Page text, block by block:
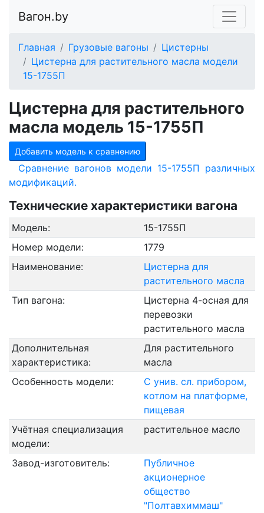
Вагон.by
Главная Грузовые вагоны
Цистерны
Цистерна для растительного масла модели
15-1755П
Цистерна для растительного
масла модель 15-1755П
Добавить модель к сравнению
Сравнение вагонов модели 15-1755П различных
модификаций.
Технические характеристики вагона
Модель:
15-1755П
Номер модели:
1779
Наименование:
Цистерна для
растительного масла
Тип вагона:
Цистерна 4-осная для
перевозки
растительного масла
Дополнительная
характеристика:
Для растительного
масла
Особенность модели:
С унив. сл. прибором,
котлом на платформе,
пищевая
Учётная специализация
модели:
растительное масло
Завод-изготовитель:
Публичное
акционерное
общество
"Полтавхиммаш"